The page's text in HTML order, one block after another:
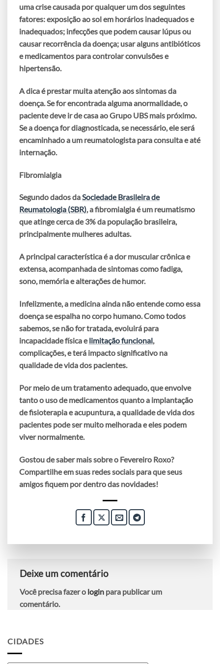
uma crise causada por qualquer um dos seguintes
fatores: exposição ao sol em horários inadequados e
inadequados; infecções que podem causar lúpus ou
causar recorrência da doença; usar alguns antibióticos
e medicamentos para controlar convulsões e
hipertensão.
A dica é prestar muita atenção aos sintomas da
doença.Se for encontrada alguma anormalidade, o
paciente deve ir de casa ao Grupo UBS mais próximo.
Se a doença for diagnosticada, se necessário, ele será
encaminhado a um reumatologista para consulta e até
internação.
Fibromialgia
Segundo dados daSociedade Brasileira de
Reumatologia (SBR), a fibromialgia é um reumatismo
que atinge cerca de 3% da população brasileira,
principalmente mulheres adultas.
A principal característica é a dor muscular crônica e
extensa, acompanhada de sintomas como fadiga,
sono, memória e alterações de humor.
Infelizmente, a medicina ainda não entende como essa
doença se espalha no corpo humano. Como todos
sabemos, se não for tratada, evoluirá para
incapacidade física elimitação funcional,
complicações, e terá impacto significativo na
qualidade de vida dos pacientes.
Por meio de um tratamento adequado, que envolve
tanto o uso de medicamentos quanto a implantação
de fisioterapia e acupuntura, aqualidade de vidados
pacientes pode ser muito melhorada e eles podem
viver normalmente.
Gostou de saber mais sobre o Fevereiro Roxo?
Compartilhe em suas redes sociais para que seus
amigos fiquem por dentro das novidades!
Deixe um comentário
Você precisa fazer o login para publicar um
comentário.
CIDADES